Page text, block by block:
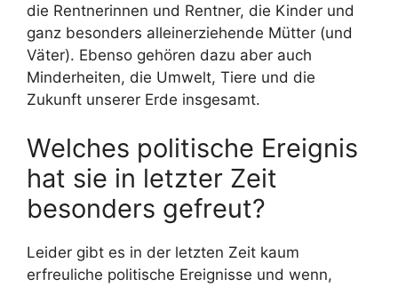
die Rentnerinnen und Rentner, die Kinder und
ganz besonders alleinerziehende Mütter (und
Väter). Ebenso gehören dazu aber auch
Minderheiten, die Umwelt, Tiere und die
Zukunft unserer Erde insgesamt.
Welches politische Ereignis
hat sie in letzter Zeit
besonders gefreut?
Leider gibt es in der letzten Zeit kaum
erfreuliche politische Ereignisse und wenn,